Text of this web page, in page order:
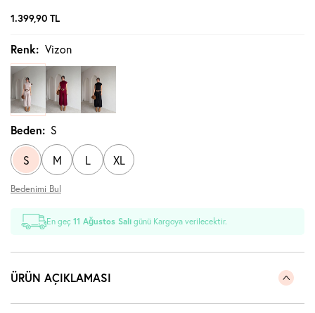
1.399,90 TL
Renk: Vizon
Beden: S
S M L XL
Bedenimi Bul
En geç11 Ağustos Salı günü Kargoya verilecektir.
ÜRÜN AÇIKLAMASI